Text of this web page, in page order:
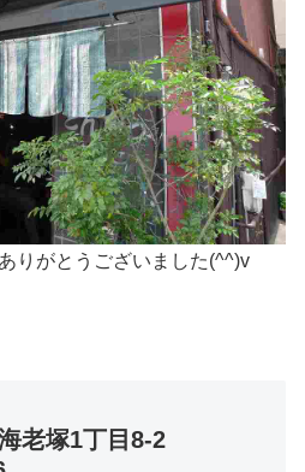
りがとうございました(^^)v
老塚1丁目8-2